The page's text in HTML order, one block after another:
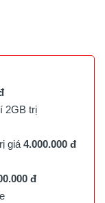
2GB trị
giá 4.000.000 đ
đ